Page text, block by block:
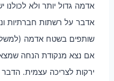
אדמה גדול יותר ולא
אדבר על רשתות חברתיות
שותפים בשטח אדמה (למשל
אם נצא מנקודת הנחה
ירקות לצריכה עצמית. הדבר